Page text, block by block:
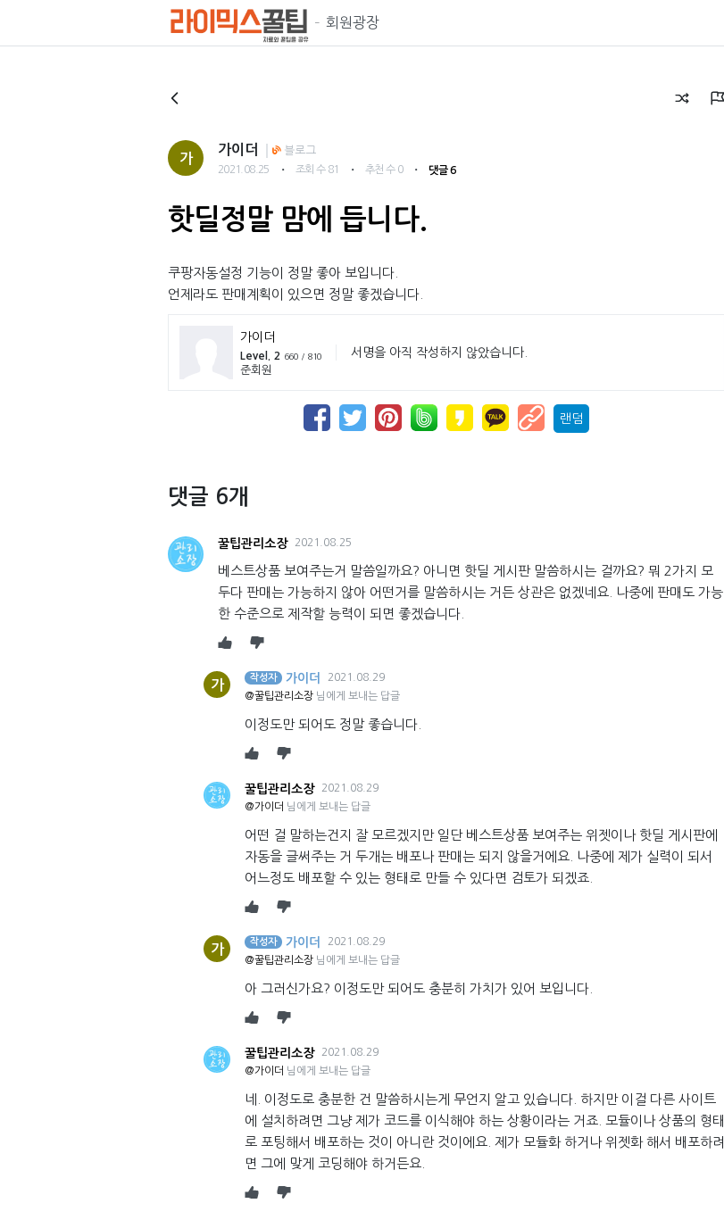
회원광장
가
가이더 블로그
2021.08.25 ・ 조회 수 81 ・ 추천 수 0 ・ 댓글 6
핫딜정말 맘에 듭니다.
쿠팡자동설정 기능이 정말 좋아 보입니다.
언제라도 판매계획이 있으면 정말 좋겠습니다.
가이더
Level. 2 660 / 810
준회원
서명을 아직 작성하지 않았습니다.
랜덤
댓글 6개
꿀팁관리소장 2021.08.25
베스트상품 보여주는거 말씀일까요? 아니면 핫딜 게시판 말씀하시는 걸까요? 뭐 2가지 모
두다 판매는 가능하지 않아 어떤거를 말씀하시는 거든 상관은 없겠네요. 나중에 판매도 가능
한 수준으로 제작할 능력이 되면 좋겠습니다.
가 작성자 가이더
2021.08.29
@꿀팁관리소장 님에게 보내는 답글
이정도만 되어도 정말 좋습니다.
꿀팁관리소장
2021.08.29
@가이더 님에게 보내는 답글
어떤 걸 말하는건지 잘 모르겠지만 일단 베스트상품 보여주는 위젯이나 핫딜 게시판에
자동을 글써주는 거 두개는 배포나 판매는 되지 않을거에요. 나중에 제가 실력이 되서
어느정도 배포할 수 있는 형태로 만들 수 있다면 검토가 되겠죠.
가 작성자 가이더
2021.08.29
@꿀팁관리소장 님에게 보내는 답글
아 그러신가요? 이정도만 되어도 충분히 가치가 있어 보입니다.
꿀팁관리소장
2021.08.29
@가이더 님에게 보내는 답글
네. 이정도로 충분한 건 말씀하시는게 무언지 알고 있습니다. 하지만 이걸 다른 사이트
에 설치하려면 그냥 제가 코드를 이식해야 하는 상황이라는 거죠. 모듈이나 상품의 형태
로 포팅해서 배포하는 것이 아니란 것이에요. 제가 모듈화 하거나 위젯화 해서 배포하려
면 그에 맞게 코딩해야 하거든요.